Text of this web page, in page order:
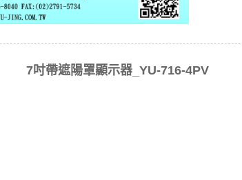
7吋帶遮陽罩顯示器_YU-716-4PV